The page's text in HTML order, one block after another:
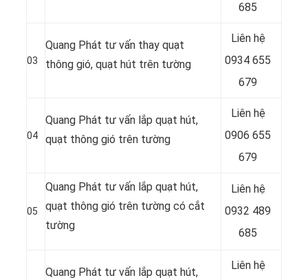
685
03
Quang Phát tư vấn thay quạt
thông gió, quạt hút trên tường
Liên hệ
0934 655
679
04
Quang Phát tư vấn lắp quạt hút,
quạt thông gió trên tường
Liên hệ
0906 655
679
05
Quang Phát tư vấn lắp quạt hút,
quạt thông gió trên tường có cắt
tường
Liên hệ
0932 489
685
Quang Phát tư vấn lắp quạt hút,
Liên hệ